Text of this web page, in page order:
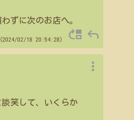
ずに次のお店へ。
02/18 20:54:28） move_up reply
笑して、いくらか
more_vert